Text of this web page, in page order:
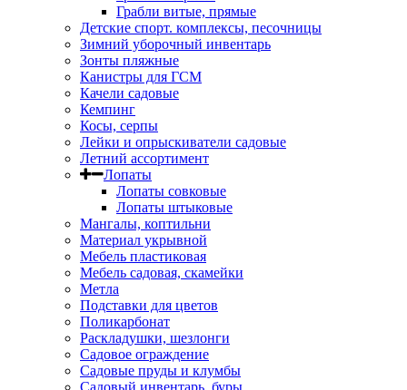
Грабли витые, прямые
Детские спорт. комплексы, песочницы
Зимний уборочный инвентарь
Зонты пляжные
Канистры для ГСМ
Качели садовые
Кемпинг
Косы, серпы
Лейки и опрыскиватели садовые
Летний ассортимент
Лопаты
Лопаты совковые
Лопаты штыковые
Мангалы, коптильни
Материал укрывной
Мебель пластиковая
Мебель садовая, скамейки
Метла
Подставки для цветов
Поликарбонат
Раскладушки, шезлонги
Садовое ограждение
Садовые пруды и клумбы
Садовый инвентарь, буры